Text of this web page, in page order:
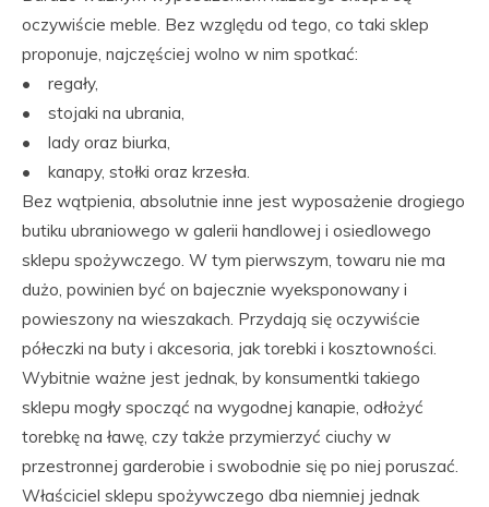
oczywiście meble. Bez względu od tego, co taki sklep
proponuje, najczęściej wolno w nim spotkać:
• regały,
• stojaki na ubrania,
• lady oraz biurka,
• kanapy, stołki oraz krzesła.
Bez wątpienia, absolutnie inne jest wyposażenie drogiego
butiku ubraniowego w galerii handlowej i osiedlowego
sklepu spożywczego. W tym pierwszym, towaru nie ma
dużo, powinien być on bajecznie wyeksponowany i
powieszony na wieszakach. Przydają się oczywiście
półeczki na buty i akcesoria, jak torebki i kosztowności.
Wybitnie ważne jest jednak, by konsumentki takiego
sklepu mogły spocząć na wygodnej kanapie, odłożyć
torebkę na ławę, czy także przymierzyć ciuchy w
przestronnej garderobie i swobodnie się po niej poruszać.
Właściciel sklepu spożywczego dba niemniej jednak